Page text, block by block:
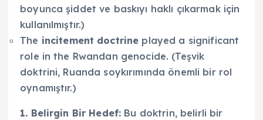
boyunca şiddet ve baskıyı haklı çıkarmak için
kullanılmıştır.)
The incitement doctrine played a significant
role in the Rwandan genocide. (Teşvik
doktrini, Ruanda soykırımında önemli bir rol
oynamıştır.)
1. Belirgin Bir Hedef: Bu doktrin, belirli bir